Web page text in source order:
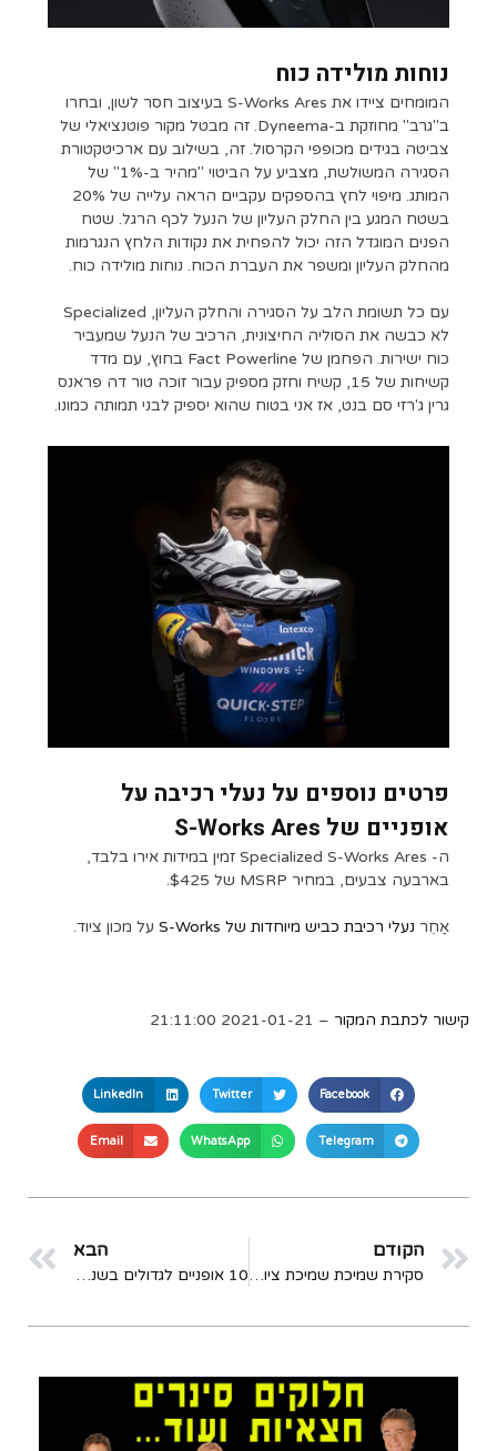
נוחות מולידה כוח
המומחים ציידו את S-Works Ares בעיצוב חסר לשון, ובחרו
ב"גרב" מחוזקת ב-Dyneema. זה מבטל מקור פוטנציאלי של
צביטה בגידים מכופפי הקרסול. זה, בשילוב עם ארכיטקטורת
הסגירה המשולשת, מצביע על הביטוי "מהיר ב-1%" של
המותג. מיפוי לחץ בהספקים עקביים הראה עלייה של 20%
בשטח המגע בין החלק העליון של הנעל לכף הרגל. שטח
הפנים המוגדל הזה יכול להפחית את נקודות הלחץ הנגרמות
מהחלק העליון ומשפר את העברת הכוח. נוחות מולידה כוח.
עם כל תשומת הלב על הסגירה והחלק העליון, Specialized
לא כבשה את הסוליה החיצונית, הרכיב של הנעל שמעביר
כוח ישירות. הפחמן של Fact Powerline בחוץ, עם מדד
קשיחות של 15, קשיח וחזק מספיק עבור זוכה טור דה פראנס
גרין ג'רזי סם בנט, אז אני בטוח שהוא יספיק לבני תמותה כמונו.
פרטים נוספים על נעלי רכיבה על
אופניים של S-Works Ares
ה- Specialized S-Works Ares זמין במידות אירו בלבד,
בארבעה צבעים, במחיר MSRP של $425.
אַחֵר נעלי רכיבת כביש מיוחדות של S-Works על מכון ציוד.
קישור לכתבת המקור – 2021-01-21 21:11:00
Facebook
Twitter
LinkedIn
Telegram
WhatsApp
Email
הקודם
סקירת שמיכת שמיכת ציוד קטאבטית
הבא
10 אופניים לגדולים בשנת 2026! לרוכבים גבוהים / כבדים